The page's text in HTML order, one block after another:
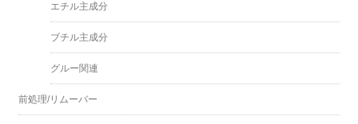
エチル主成分
ブチル主成分
グルー関連
前処理/リムーバー